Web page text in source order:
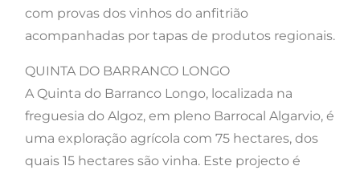
com provas dos vinhos do anfitrião
acompanhadas por tapas de produtos regionais.
QUINTA DO BARRANCO LONGO
A Quinta do Barranco Longo, localizada na
freguesia do Algoz, em pleno Barrocal Algarvio, é
uma exploração agrícola com 75 hectares, dos
quais 15 hectares são vinha. Este projecto é